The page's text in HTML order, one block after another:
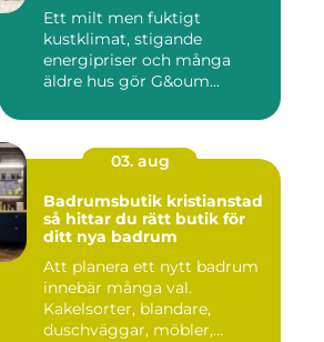
Ett milt men fuktigt
kustklimat, stigande
energipriser och många
äldre hus gör G&oum...
03. aug
Badrumsbutik kristianstad
så hittar du rätt butik för
ditt nya badrum
Att planera ett nytt badrum
innebär många val.
Kakelsorter, blandare,
duschväggar, möbler,